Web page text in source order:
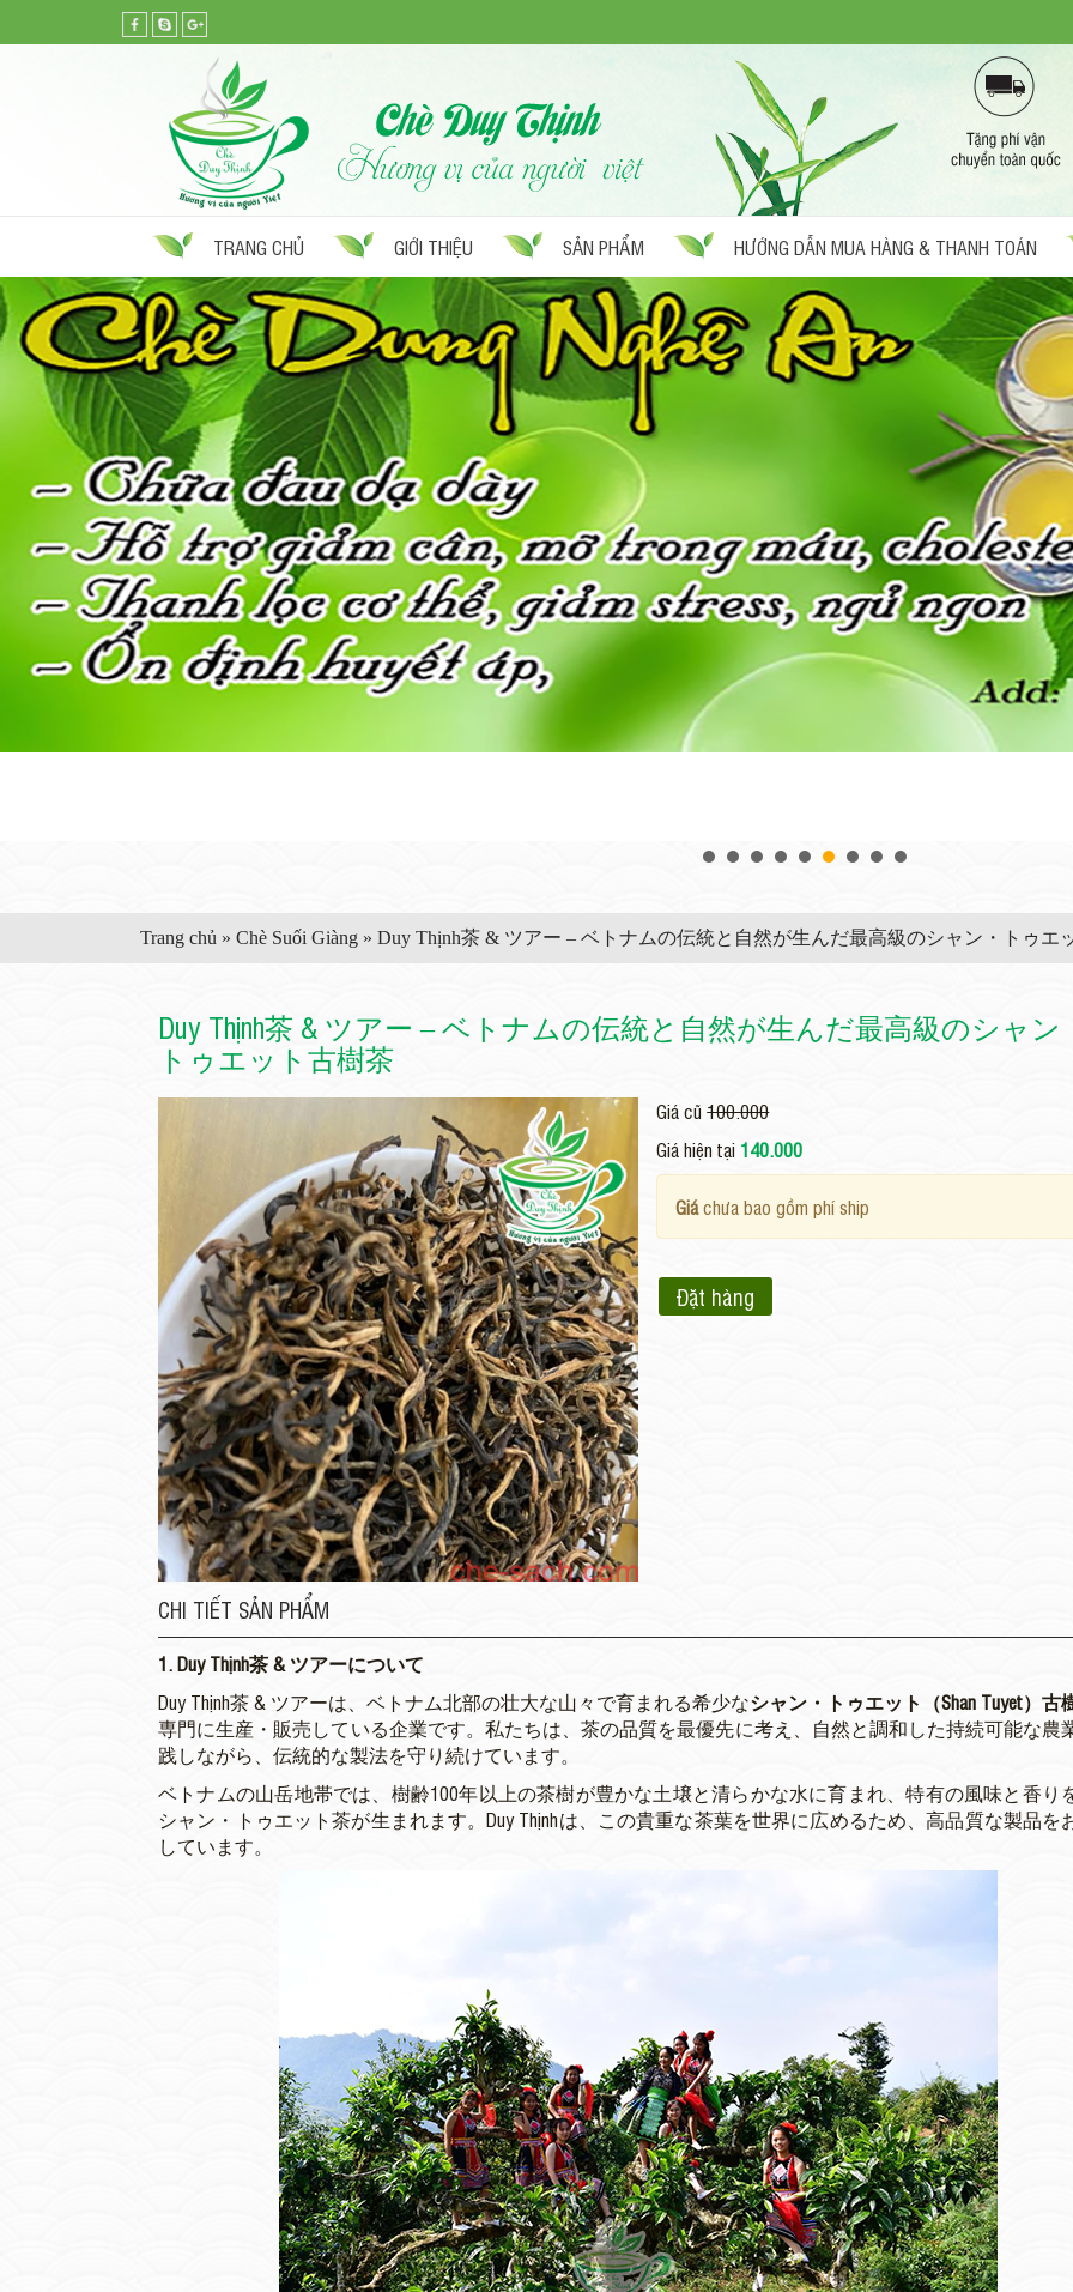
TRANG CHỦ GIỚI THIỆU SẢN PHẨM HƯỚNG DẪN MUA HÀNG & THANH TOÁN
Trang chủ » Chè Suối Giàng » Duy Thịnh茶 & ツアー – ベトナムの伝統と自然が生んだ最高級のシャン・トゥエ
Duy Thịnh茶 & ツアー – ベトナムの伝統と自然が生んだ最高級のシャン
トゥエット古樹茶
Giá cũ100.000
Giá hiện tại 140.000
Giáchưa bao gồm phí ship
Đặt hàng
CHI TIẾT SẢN PHẨM
1. Duy Thịnh茶 & ツアーについて
Duy Thịnh茶 & ツアーは、ベトナム北部の壮大な山々で育まれる希少なシャン・トゥエット（Shan Tuyet）古
専門に生産・販売している企業です。私たちは、茶の品質を最優先に考え、自然と調和した持続可能な農
践しながら、伝統的な製法を守り続けています。
ベトナムの山岳地帯では、樹齢100年以上の茶樹が豊かな土壌と清らかな水に育まれ、特有の風味と香り
シャン・トゥエット茶が生まれます。Duy Thịnhは、この貴重な茶葉を世界に広めるため、高品質な製品を
しています。